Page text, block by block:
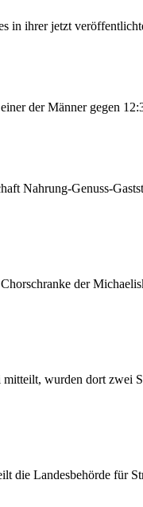
in ihrer jetzt
der Männer gegen
Nahrung-Genuss-
der
wurden dort zwei
die Landesbehörde für